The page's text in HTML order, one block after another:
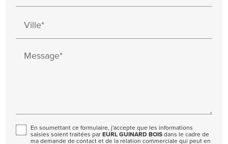
Ville*
Message*
En soumettant ce formulaire, j'accepte que les informations
saisies soient traitées parEURL GUINARD BOISdans le cadre de
ma demande de contact et de la relation commerciale qui peut en